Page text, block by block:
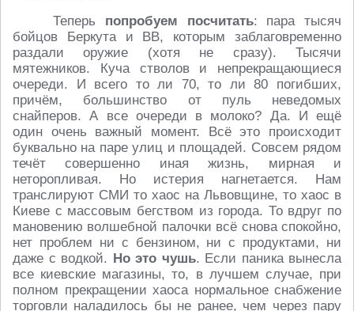
Теперь попробуем посчитать: пара тысяч
бойцов Беркута и ВВ, которым заблаговременно
раздали оружие (хотя не сразу). Тысячи
мятежников. Куча стволов и непрекращающиеся
очереди. И всего то ли 70, то ли 80 погибших,
причём, большинство от пуль неведомых
снайперов. А все очереди в молоко? Да. И ещё
один очень важный момент. Всё это происходит
буквально на паре улиц и площадей. Совсем рядом
течёт совершенно иная жизнь, мирная и
неторопливая. Но истерия нагнетается. Нам
транслируют СМИ то хаос на Львовщине, то хаос в
Киеве с массовым бегством из города. То вдруг по
мановению волшебной палочки всё снова спокойно,
нет проблем ни с бензином, ни с продуктами, ни
даже с водкой. Но это чушь. Если паника вынесла
все киевские магазины, то, в лучшем случае, при
полном прекращении хаоса нормальное снабжение
торговли наладилось бы не ранее, чем через пару